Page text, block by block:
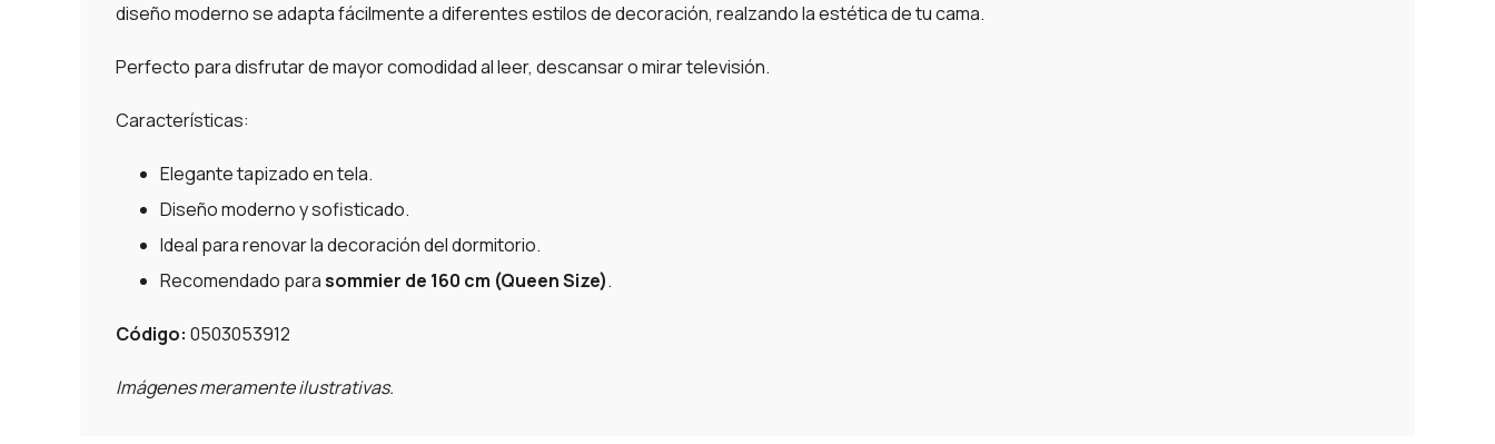
diseño moderno se adapta fácilmente a diferentes estilos de decoración, realzando la estética de tu cama.
Perfecto para disfrutar de mayor comodidad al leer, descansar o mirar televisión.
Características:
Elegante tapizado en tela.
Diseño moderno y sofisticado.
Ideal para renovar la decoración del dormitorio.
Recomendado parasommier de 160 cm (Queen Size).
Código: 0503053912
Imágenes meramente ilustrativas.